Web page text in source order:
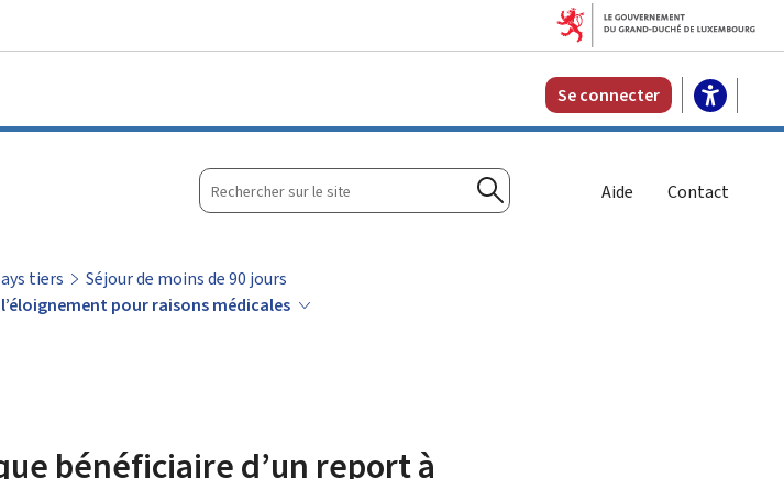
Se connecter
Rechercher
sur
site
Rechercher
Aide Contact
tiers
Séjour de moins de 90 jours
pour raisons médicales
bénéficiaire d’un report à